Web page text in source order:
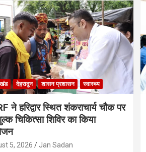
देहरादून शासन प्रशासन स्वास्थ्य
ने हरिद्वार स्थित शंकराचार्य चौक पर
चिकित्सा शिविर का किया
5, 2026 Jan Sadan